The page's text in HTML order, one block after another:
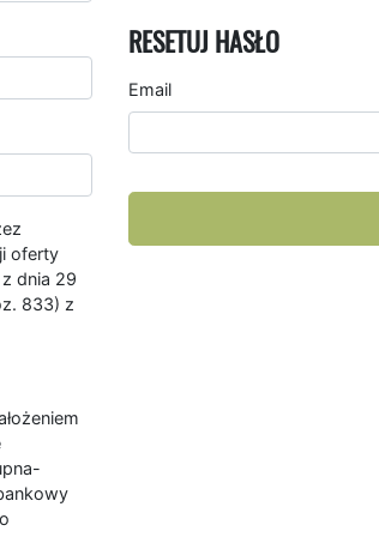
oferty
dnia 29
833) z
RESETUJ HASŁO
Email